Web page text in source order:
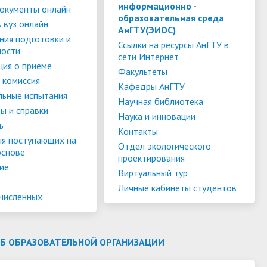
Финансово-хозяйственная
деятельность
Организация питания в
образовательной организации
Информация Министерства науки и
высшего образования РФ
Международное сотрудничество
Информационная поддержка
сотрудников и обучающихся по
вопросам коронавирусной
инфекции и организации
дистанционного обучения
платной основе
Для поступающих из ДНР, ЛНР,
Запорожской области и
Херсонской области
Дополнительный прием
онлайн
онлайн
подготовки и
о приеме
испытания
и справки
поступающих на
информационно -
образовательная среда
АнГТУ(ЭИОС)
Ссылки на ресурсы АнГТУ в
сети Интернет
Факультеты
Кафедры АнГТУ
Научная библиотека
Наука и инновации
Контакты
Отдел экологического
проектирования
Виртуальный тур
Личные кабинеты студентов
ОБРАЗОВАТЕЛЬНОЙ ОРГАНИЗАЦИИ